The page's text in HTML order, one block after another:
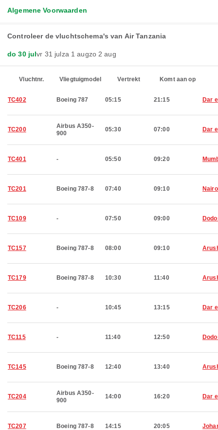
Algemene Voorwaarden
Controleer de vluchtschema's van Air Tanzania
do 30 julvr 31 julza 1 augzo 2 aug
Vluchtnr. Vliegtuigmodel Vertrekt Komt aan op
TC402 Boeing 787 05:15 21:15 Dar
TC200
Airbus A350-
900
05:30 07:00 Dar
TC401 - 05:50 09:20
TC201 Boeing 787-8 07:40 09:10
TC109 - 07:50 09:00
TC157 Boeing 787-8 08:00 09:10
TC179 Boeing 787-8 10:30 11:40
TC206 - 10:45 13:15 Dar
TC115 - 11:40 12:50
TC145 Boeing 787-8 12:40 13:40
TC204
Airbus A350-
900
14:00 16:20 Dar
TC207 Boeing 787-8 14:15 20:05